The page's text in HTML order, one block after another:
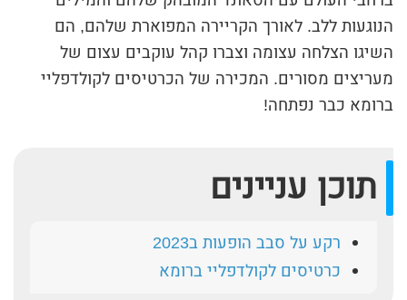
הנוגעות ללב. לאורך הקריירה המפוארת שלהם, הם
השיגו הצלחה עצומה וצברו קהל עוקבים עצום של
מעריצים מסורים. המכירה של הכרטיסים לקולדפליי
ברומא כבר נפתחה!
תוכן עניינים
רקע על סבב הופעות ב2023
כרטיסים לקולדפליי ברומא